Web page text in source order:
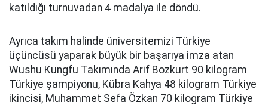
katıldığı turnuvadan 4 madalya ile döndü.
Ayrıca takım halinde üniversitemizi Türkiye
üçüncüsü yaparak büyük bir başarıya imza atan
Wushu Kungfu Takımında Arif Bozkurt 90 kilogram
Türkiye şampiyonu, Kübra Kahya 48 kilogram Türkiye
ikincisi, Muhammet Sefa Özkan 70 kilogram Türkiye